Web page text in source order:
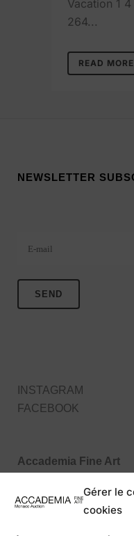
Gérer le
cookies
Vacation 1
264...
READ MORE
NEWSLETTER
INSTAGRAM
FACEBOOK
Accademia Fine Art
98000 Monaco MC